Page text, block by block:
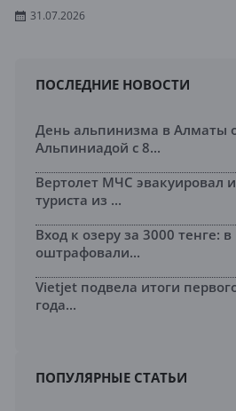
31.07.2026
ПОСЛЕДНИЕ НОВОСТИ
День альпинизма в Алматы
Альпиниадой с 8...
Вертолет МЧС эвакуировал
туриста из ...
Вход к озеру за 3000 тенге: в
оштрафовали...
Vietjet подвела итоги
года...
ПОПУЛЯРНЫЕ СТАТЬИ